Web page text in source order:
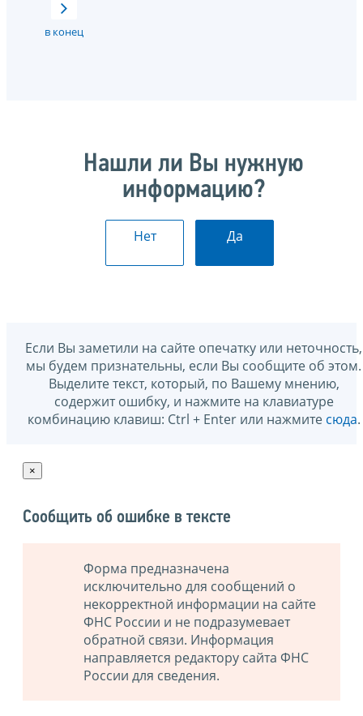
в конец
Нашли ли Вы нужную
информацию?
Нет Да
Если Вы заметили на сайте опечатку или неточность,
мы будем признательны, если Вы сообщите об этом.
Выделите текст, который, по Вашему мнению,
содержит ошибку, и нажмите на клавиатуре
комбинацию клавиш: Ctrl + Enter или нажмите сюда.
×
Сообщить об ошибке в тексте
Форма предназначена
исключительно для сообщений о
некорректной информации на сайте
ФНС России и не подразумевает
обратной связи. Информация
направляется редактору сайта ФНС
России для сведения.